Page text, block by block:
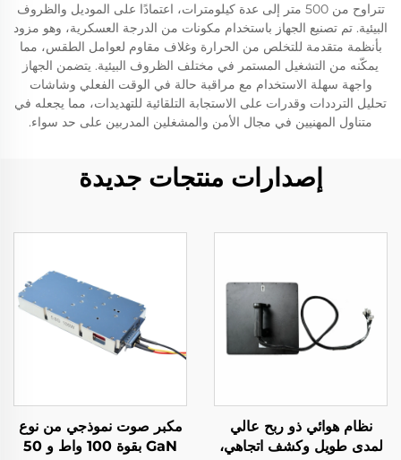
تتراوح من 500 متر إلى عدة كيلومترات، اعتمادًا على الموديل والظروف
البيئية. تم تصنيع الجهاز باستخدام مكونات من الدرجة العسكرية، وهو مزود
بأنظمة متقدمة للتخلص من الحرارة وغلاف مقاوم لعوامل الطقس، مما
يمكّنه من التشغيل المستمر في مختلف الظروف البيئية. يتضمن الجهاز
واجهة سهلة الاستخدام مع مراقبة حالة في الوقت الفعلي وشاشات
تحليل الترددات وقدرات على الاستجابة التلقائية للتهديدات، مما يجعله في
متناول المهنيين في مجال الأمن والمشغلين المدربين على حد سواء.
إصدارات منتجات جديدة
نظام هوائي ذو ربح عالي
لمدى طويل وكشف اتجاهي،
مكبر صوت نموذجي من نوع
GaN بقوة 100 واط و 50